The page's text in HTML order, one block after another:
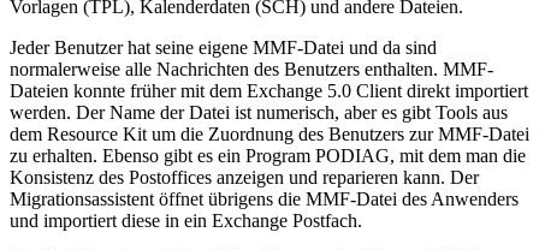
Vorlagen (TPL), Kalenderdaten (SCH) und andere Dateien.
Jeder Benutzer hat seine eigene MMF-Datei und da sind
normalerweise alle Nachrichten des Benutzers enthalten. MMF-
Dateien konnte früher mit dem Exchange 5.0 Client direkt importiert
werden. Der Name der Datei ist numerisch, aber es gibt Tools aus
dem Resource Kit um die Zuordnung des Benutzers zur MMF-Datei
zu erhalten. Ebenso gibt es ein Program PODIAG, mit dem man die
Konsistenz des Postoffices anzeigen und reparieren kann. Der
Migrationsassistent öffnet übrigens die MMF-Datei des Anwenders
und importiert diese in ein Exchange Postfach.